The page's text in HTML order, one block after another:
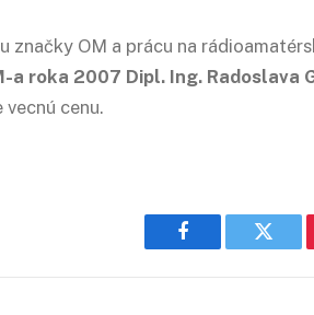
značky OM a prácu na
a roka 2007 Dipl. Ing. Radoslava
cenu.
Facebook